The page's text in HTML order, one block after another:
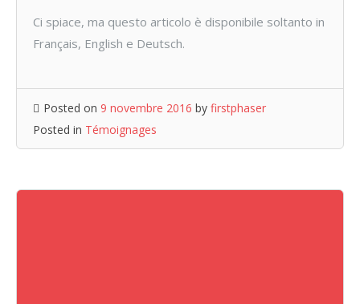
Ci spiace, ma questo articolo è disponibile soltanto in
Français, English e Deutsch.
Posted on 9 novembre 2016 by firstphaser
Posted in Témoignages